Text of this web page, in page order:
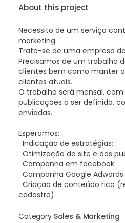
About this project
Necessito de um serviço
marketing.
Trata-se de uma empresa
Precisamos de um trabalho
clientes bem como manter
clientes atuais.
O trabalho será mensal,
publicações a ser definido,
enviadas.
Esperamos:
Indicação de estratégias;
Otimização do site e das
Campanha em facebook
Campanha Google Adwords
Criação de conteúdo rico
cadastro)
Category Sales & Marketing